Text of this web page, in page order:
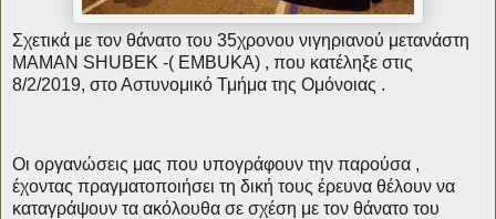
Σχετικά με τον θάνατο του 35χρονου νιγηριανού μετανάστη
ΜΑΜΑΝ SHUBEK -( EMBUKA) , που κατέληξε στις
8/2/2019, στο Αστυνομικό Τμήμα της Ομόνοιας .
Οι οργανώσεις μας που υπογράφουν την παρούσα ,
έχοντας πραγματοποιήσει τη δική τους έρευνα θέλουν να
καταγράψουν τα ακόλουθα σε σχέση με τον θάνατο του